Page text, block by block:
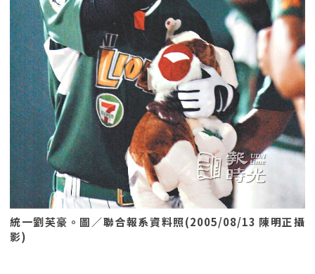
統一劉芙豪。圖／聯合報系資料照(2005/08/13 陳明正攝
影)